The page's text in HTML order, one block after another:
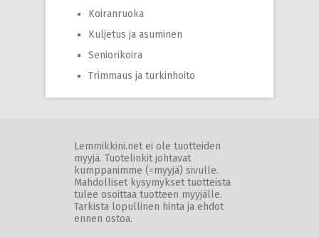
Koiranruoka
Kuljetus ja asuminen
Seniorikoira
Trimmaus ja turkinhoito
Lemmikkini.net ei ole tuotteiden
myyjä. Tuotelinkit johtavat
kumppanimme (=myyjä) sivulle.
Mahdolliset kysymykset tuotteista
tulee osoittaa tuotteen myyjälle.
Tarkista lopullinen hinta ja ehdot
ennen ostoa.